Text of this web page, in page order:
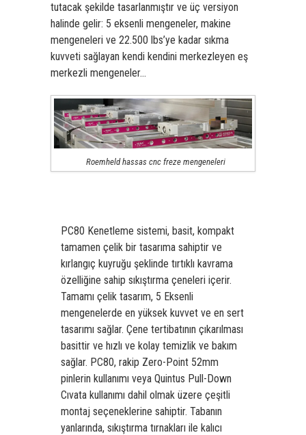
tutacak şekilde tasarlanmıştır ve üç versiyon
halinde gelir: 5 eksenli mengeneler, makine
mengeneleri ve 22.500 lbs’ye kadar sıkma
kuvveti sağlayan kendi kendini merkezleyen eş
merkezli mengeneler…
Roemheld hassas cnc freze mengeneleri
PC80 Kenetleme sistemi, basit, kompakt
tamamen çelik bir tasarıma sahiptir ve
kırlangıç ​​kuyruğu şeklinde tırtıklı kavrama
özelliğine sahip sıkıştırma çeneleri içerir.
Tamamı çelik tasarım, 5 Eksenli
mengenelerde en yüksek kuvvet ve en sert
tasarımı sağlar. Çene tertibatının çıkarılması
basittir ve hızlı ve kolay temizlik ve bakım
sağlar. PC80, rakip Zero-Point 52mm
pinlerin kullanımı veya Quintus Pull-Down
Cıvata kullanımı dahil olmak üzere çeşitli
montaj seçeneklerine sahiptir. Tabanın
yanlarında, sıkıştırma tırnakları ile kalıcı